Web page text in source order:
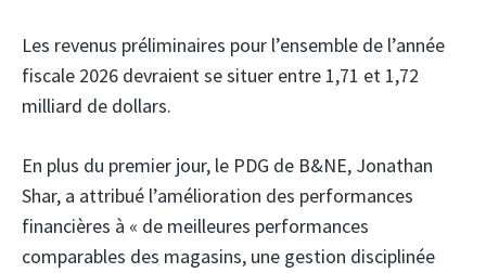
Les revenus préliminaires pour l’ensemble de l’année
fiscale 2026 devraient se situer entre 1,71 et 1,72
milliard de dollars.
En plus du premier jour, le PDG de B&NE, Jonathan
Shar, a attribué l’amélioration des performances
financières à « de meilleures performances
comparables des magasins, une gestion disciplinée